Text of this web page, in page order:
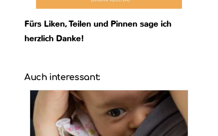
Fürs Liken, Teilen und Pinnen sage ich
herzlich Danke!
Auch interessant: